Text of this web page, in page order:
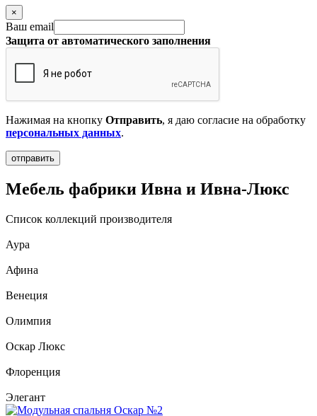
×
Ваш email
Защита от автоматического заполнения
Нажимая на кнопку Отправить, я даю согласие на обработку
персональных данных.
Мебель фабрики Ивна и Ивна-Люкс
Список коллекций производителя
Аура
Афина
Венеция
Олимпия
Оскар Люкс
Флоренция
Элегант